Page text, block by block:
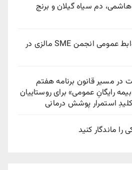
دم سیاه گیلان و برنج
محمدرضا باقری مدیر روابط عمومی انجمن SME مالزی در
در مسیر قانون برنامه هفتم
رایگانِ عمومی» برای روستاییان
استمرار پوشش درمانی
را ماندگار کنید